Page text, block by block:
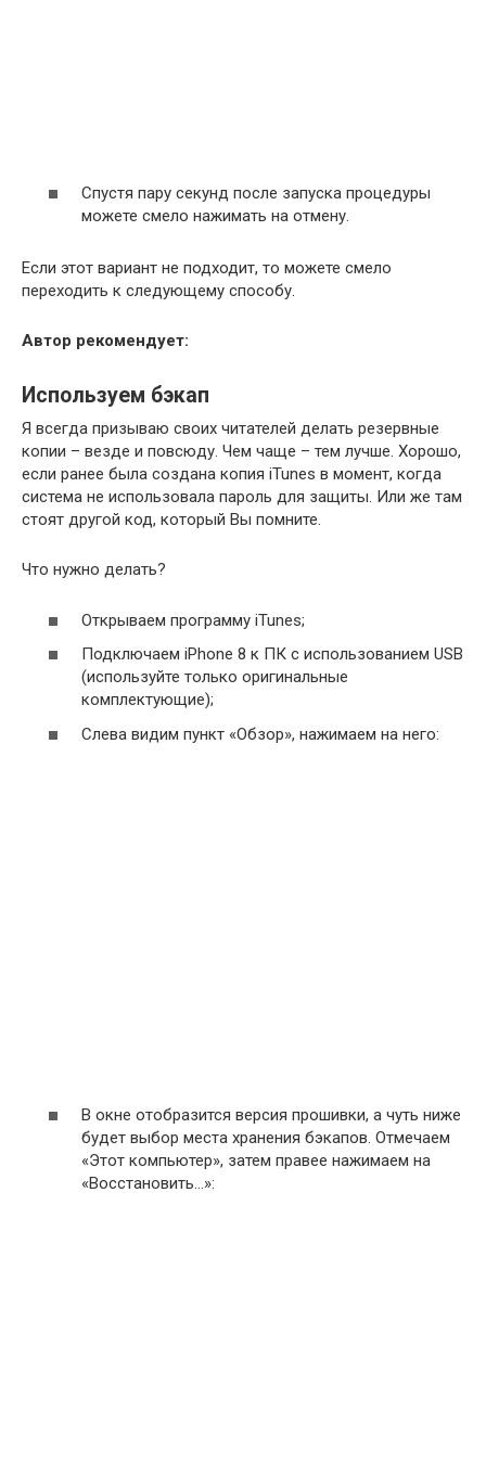
Спустя пару секунд после запуска процедуры
можете смело нажимать на отмену.
Если этот вариант не подходит, то можете смело
переходить к следующему способу.
Автор рекомендует:
Используем бэкап
Я всегда призываю своих читателей делать резервные
копии – везде и повсюду. Чем чаще – тем лучше. Хорошо,
если ранее была создана копия iTunes в момент, когда
система не использовала пароль для защиты. Или же там
стоят другой код, который Вы помните.
Что нужно делать?
Открываем программу iTunes;
Подключаем iPhone 8 к ПК с использованием USB
(используйте только оригинальные
комплектующие);
Слева видим пункт «Обзор», нажимаем на него:
В окне отобразится версия прошивки, а чуть ниже
будет выбор места хранения бэкапов. Отмечаем
«Этот компьютер», затем правее нажимаем на
«Восстановить…»: